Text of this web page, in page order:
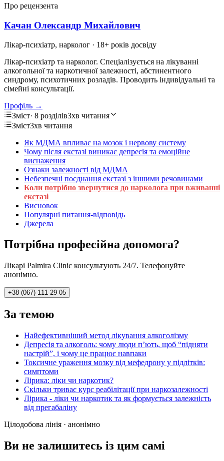
Про рецензента
Качан Олександр Михайлович
Лікар-психіатр, нарколог · 18+ років досвіду
Лікар-психіатр та нарколог. Спеціалізується на лікуванні
алкогольної та наркотичної залежності, абстинентного
синдрому, психотичних розладів. Проводить індивідуальні та
сімейні консультації.
Профіль →
Зміст· 8 розділів3хв читання
Зміст3хв читання
Як МДМА впливає на мозок і нервову систему
Чому після екстазі виникає депресія та емоційне
виснаження
Ознаки залежності від МДМА
Небезпечні поєднання екстазі з іншими речовинами
Коли потрібно звернутися до нарколога при вживанні
екстазі
Висновок
Популярні питання-відповідь
Джерела
Потрібна професійна допомога?
Лікарі Palmira Clinic консультують 24/7. Телефонуйте
анонімно.
+38 (067) 111 29 05
За темою
Найефективніший метод лікування алкоголізму
Депресія та алкоголь: чому люди п’ють, щоб “підняти
настрій”, і чому це працює навпаки
Токсичне ураження мозку від мефедрону у підлітків:
симптоми
Лірика: ліки чи наркотик?
Скільки триває курс реабілітації при наркозалежності
Лірика - ліки чи наркотик та як формується залежність
від прегабаліну
Цілодобова лінія · анонімно
Ви не залишитесь із цим самі